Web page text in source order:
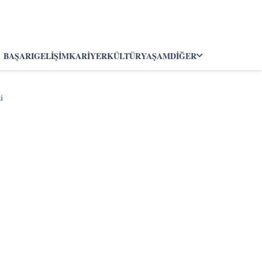
BAŞARIGELIŞIMKARIYERKÜLTÜRYAŞAMDIĞER